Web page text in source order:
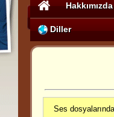
Hakkımızda
Diller
Ses